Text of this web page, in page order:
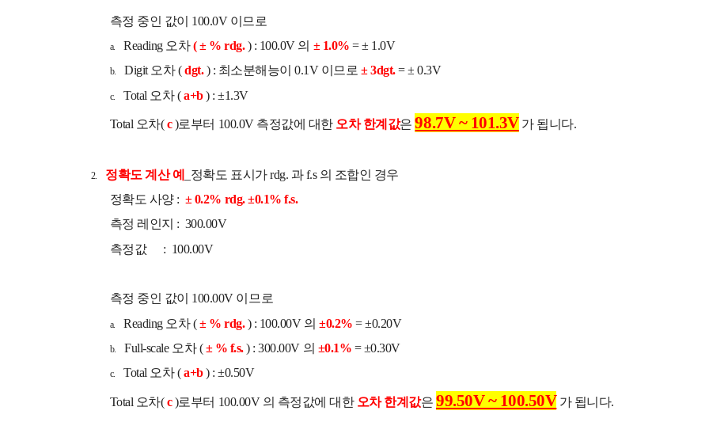
측정 중인 값이 100.0V 이므로
a. Reading 오차( ± % rdg. ) : 100.0V 의 ± 1.0% = ± 1.0V
b. Digit 오차 (dgt.) : 최소분해능이 0.1V 이므로± 3dgt. = ± 0.3V
c. Total 오차 ( a+b ) : ±1.3V
Total 오차(c)로부터 100.0V 측정값에 대한 오차 한계값은98.7V ~ 101.3V 가 됩니다.
2. 정확도 계산 예
_정확도 표시가 rdg. 과 f.s 의 조합인 경우
정확도 사양 : ± 0.2% rdg. ±0.1% f.s.
측정 레인지 : 300.00V
측정값 : 100.00V
측정 중인 값이 100.00V 이므로
a. Reading 오차 (± % rdg. ) : 100.00V 의±0.2% = ±0.20V
b. Full-scale 오차 (± % f.s. ) : 300.00V 의 ±0.1% = ±0.30V
c. Total 오차 (a+b ) : ±0.50V
Total 오차(c)로부터 100.00V 의 측정값에 대한 오차 한계값은99.50V ~ 100.50V 가 됩니다.